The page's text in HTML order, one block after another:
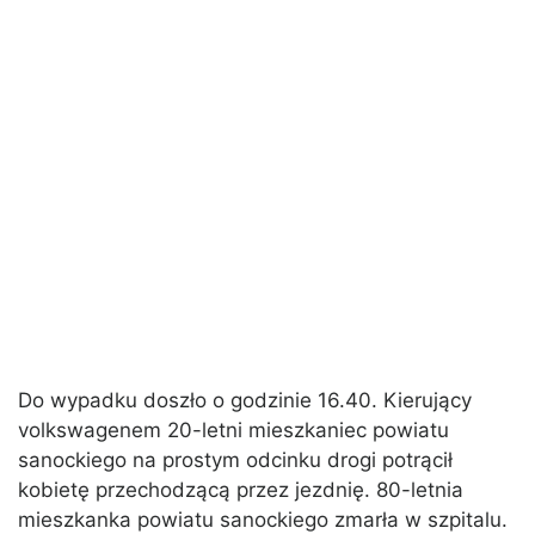
Do wypadku doszło o godzinie 16.40. Kierujący
volkswagenem 20-letni mieszkaniec powiatu
sanockiego na prostym odcinku drogi potrącił
kobietę przechodzącą przez jezdnię. 80-letnia
mieszkanka powiatu sanockiego zmarła w szpitalu.